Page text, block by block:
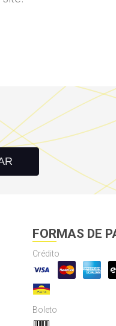
FORMAS DE
Crédito
Boleto